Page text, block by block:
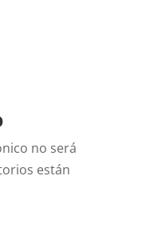
no será
están